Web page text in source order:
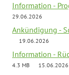
Information -
29.06.2026
Ankündigung -
19.06.2026
Information -
4.3 MB
15.06.2026